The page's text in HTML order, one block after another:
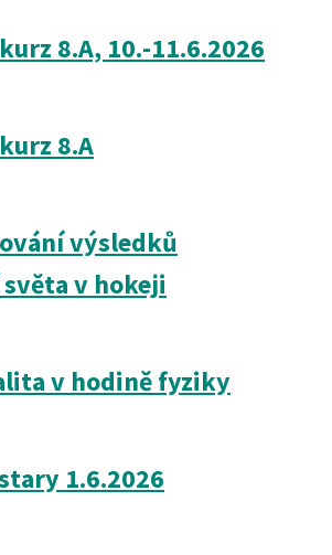
8.A, 10.-11.6.2026
8.A
výsledků
v hokeji
v hodině fyziky
1.6.2026